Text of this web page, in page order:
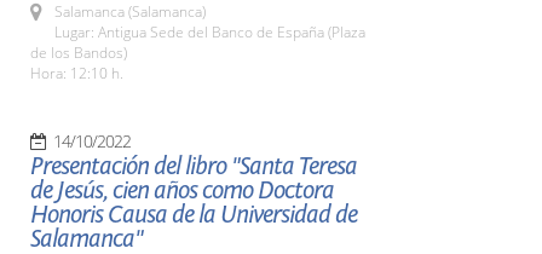
Salamanca (Salamanca)
Lugar: Antigua Sede del Banco de España (Plaza
de los Bandos)
Hora: 12:10 h.
14/10/2022
Presentación del libro "Santa Teresa
de Jesús, cien años como Doctora
Honoris Causa de la Universidad de
Salamanca"